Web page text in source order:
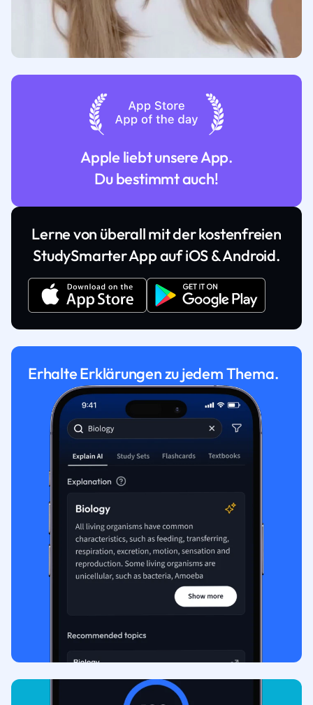
Apple liebt unsere App.
Du bestimmt auch!
Lerne von überall mit der kostenfreien
StudySmarter App auf iOS & Android.
Erhalte Erklärungen zu jedem Thema.